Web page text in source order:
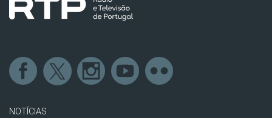
NOTÍCIAS